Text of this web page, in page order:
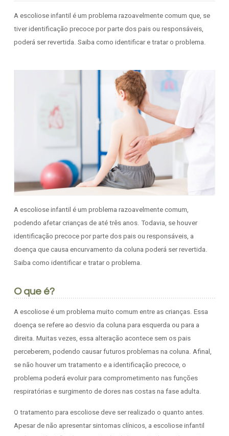
A escoliose infantil é um problema razoavelmente comum que, se
tiver identificação precoce por parte dos pais ou responsáveis,
poderá ser revertida. Saiba como identificar e tratar o problema.
A escoliose infantil é um problema razoavelmente comum,
podendo afetar crianças de até três anos. Todavia, se houver
identificação precoce por parte dos pais ou responsáveis, a
doença que causa encurvamento da coluna poderá ser revertida.
Saiba como identificar e tratar o problema.
O que é?
A escoliose é um problema muito comum entre as crianças. Essa
doença se refere ao desvio da coluna para esquerda ou para a
direita. Muitas vezes, essa alteração acontece sem os pais
perceberem, podendo causar futuros problemas na coluna. Afinal,
se não houver um tratamento e a identificação precoce, o
problema poderá evoluir para comprometimento nas funções
respiratórias e surgimento de dores nas costas na fase adulta.
O tratamento para escoliose deve ser realizado o quanto antes.
Apesar de não apresentar sintomas clínicos, a escoliose infantil